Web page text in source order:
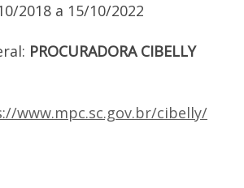
2018 a 15/10/2022
PROCURADORA CIBELLY
www.mpc.sc.gov.br/cibelly/